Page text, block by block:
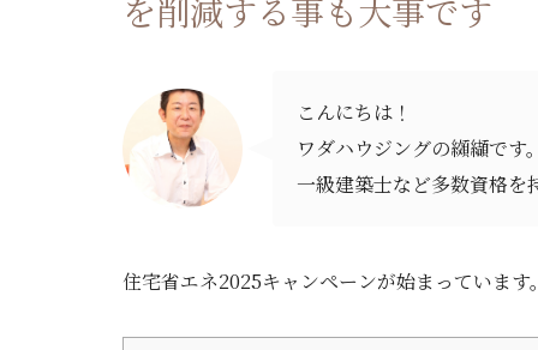
を削減する事も大事です
こんにちは！
ワダハウジングの纐纈です。
一級建築士など多数資格を
住宅省エネ2025キャンペーンが始まっています。